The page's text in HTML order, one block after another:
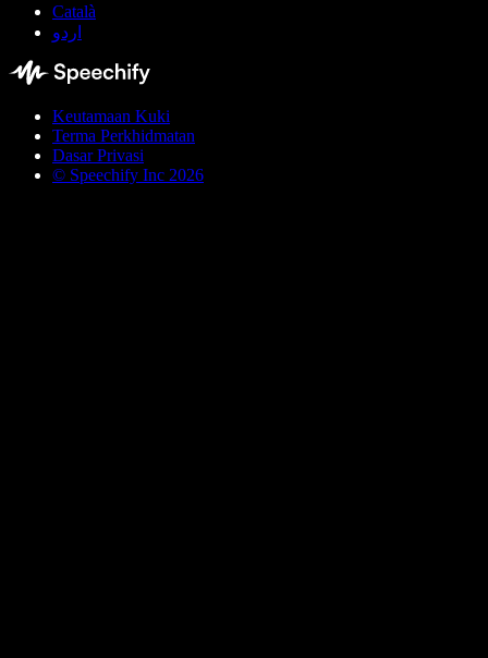
Català
اردو
Keutamaan Kuki
Terma Perkhidmatan
Dasar Privasi
© Speechify Inc 2026